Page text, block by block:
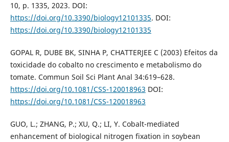
10, p. 1335, 2023. DOI:
https://doi.org/10.3390/biology12101335. DOI:
https://doi.org/10.3390/biology12101335
GOPAL R, DUBE BK, SINHA P, CHATTERJEE C (2003) Efeitos da
toxicidade do cobalto no crescimento e metabolismo do
tomate. Commun Soil Sci Plant Anal 34:619–628.
https://doi.org/10.1081/CSS-120018963 DOI:
https://doi.org/10.1081/CSS-120018963
GUO, L.; ZHANG, P.; XU, Q.; LI, Y. Cobalt-mediated
enhancement of biological nitrogen fixation in soybean